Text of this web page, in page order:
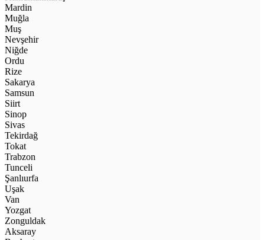
Mardin
Muğla
Muş
Nevşehir
Niğde
Ordu
Rize
Sakarya
Samsun
Siirt
Sinop
Sivas
Tekirdağ
Tokat
Trabzon
Tunceli
Şanlıurfa
Uşak
Van
Yozgat
Zonguldak
Aksaray